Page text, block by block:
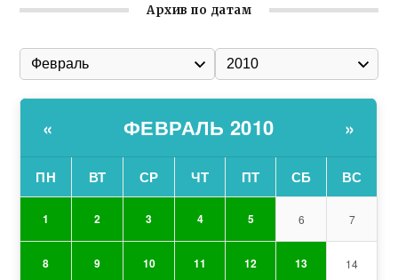
Архив по датам
« ФЕВРАЛЬ 2010 »
ПН ВТ СР ЧТ ПТ СБ ВС
1 2 3 4 5 6 7
8 9 10 11 12 13 14